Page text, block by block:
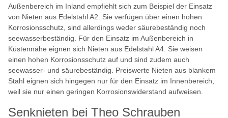
Außenbereich im Inland empfiehlt sich zum Beispiel der Einsatz
von Nieten aus Edelstahl A2. Sie verfügen über einen hohen
Korrosionsschutz, sind allerdings weder säurebeständig noch
seewasserbeständig. Für den Einsatz im Außenbereich in
Küstennähe eignen sich Nieten aus Edelstahl A4. Sie weisen
einen hohen Korrosionsschutz auf und sind zudem auch
seewasser- und säurebeständig. Preiswerte Nieten aus blankem
Stahl eignen sich hingegen nur für den Einsatz im Innenbereich,
weil sie nur einen geringen Korrosionswiderstand aufweisen.
Senknieten bei Theo Schrauben